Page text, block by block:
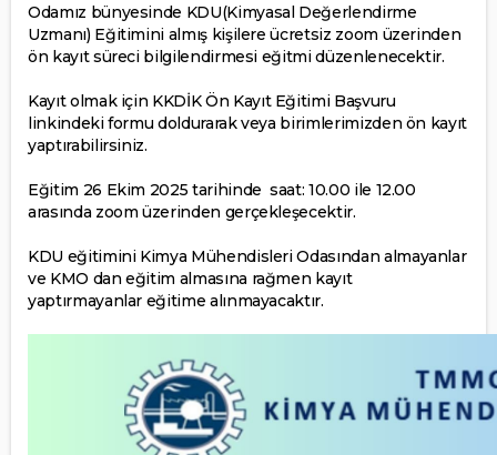
Odamız bünyesinde KDU(Kimyasal Değerlendirme
Uzmanı) Eğitimini almış kişilere ücretsiz zoom üzerinden
ön kayıt süreci bilgilendirmesi eğitmi düzenlenecektir.
Kayıt olmak için KKDİK Ön Kayıt Eğitimi Başvuru
linkindeki formu doldurarak veya birimlerimizden ön kayıt
yaptırabilirsiniz.
Eğitim 26 Ekim 2025 tarihinde saat: 10.00 ile 12.00
arasında zoom üzerinden gerçekleşecektir.
KDU eğitimini Kimya Mühendisleri Odasından almayanlar
ve KMO dan eğitim almasına rağmen kayıt
yaptırmayanlar eğitime alınmayacaktır.